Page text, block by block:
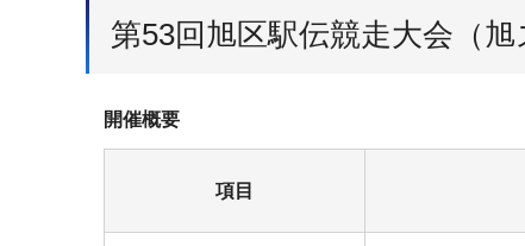
第53回旭区駅伝競走大会（旭
開催概要
項目